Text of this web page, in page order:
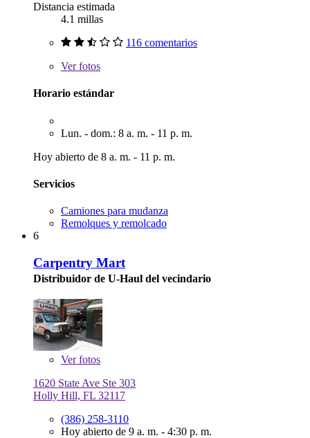
Distancia estimada
4.1 millas
116 comentarios
Verfotos
Horario estándar
Lun. - dom.: 8 a. m. - 11 p. m.
Hoy abierto de 8 a. m. - 11 p. m.
Servicios
Camiones para mudanza
Remolques y remolcado
6
Carpentry Mart
Distribuidor de U-Haul del vecindario
Verfotos
1620 State Ave Ste 303
Holly Hill, FL 32117
(386) 258-3110
Hoy abierto de 9 a. m. - 4:30 p. m.